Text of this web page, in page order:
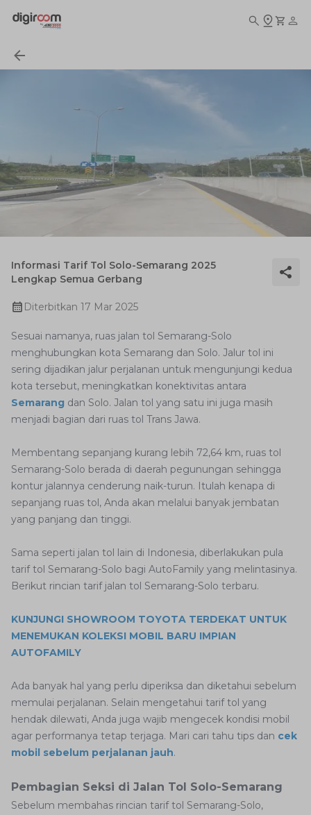
Informasi Tarif Tol Solo-Semarang 2025
Lengkap Semua Gerbang
Diterbitkan 17 Mar 2025
Sesuai namanya, ruas jalan tol Semarang-Solo
menghubungkan kota Semarang dan Solo. Jalur tol ini
sering dijadikan jalur perjalanan untuk mengunjungi kedua
kota tersebut, meningkatkan konektivitas antara
Semarang dan Solo. Jalan tol yang satu ini juga masih
menjadi bagian dari ruas tol Trans Jawa.
Membentang sepanjang kurang lebih 72,64 km, ruas tol
Semarang-Solo berada di daerah pegunungan sehingga
kontur jalannya cenderung naik-turun. Itulah kenapa di
sepanjang ruas tol, Anda akan melalui banyak jembatan
yang panjang dan tinggi.
Sama seperti jalan tol lain di Indonesia, diberlakukan pula
tarif tol Semarang-Solo bagi AutoFamily yang melintasinya.
Berikut rincian tarif jalan tol Semarang-Solo terbaru.
KUNJUNGI SHOWROOM TOYOTA TERDEKAT UNTUK
MENEMUKAN KOLEKSI MOBIL BARU IMPIAN
AUTOFAMILY
Ada banyak hal yang perlu diperiksa dan diketahui sebelum
memulai perjalanan. Selain mengetahui tarif tol yang
hendak dilewati, Anda juga wajib mengecek kondisi mobil
agar performanya tetap terjaga. Mari cari tahu tips dan cek
mobil sebelum perjalanan jauh.
Pembagian Seksi di Jalan Tol Solo-Semarang
Sebelum membahas rincian tarif tol Semarang-Solo,